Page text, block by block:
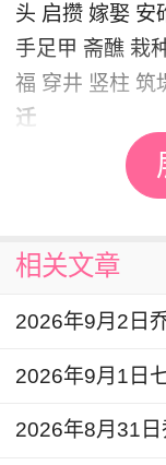
头 启攒 嫁娶 安
手足甲 斋醮 栽
福 穿井 竖柱 筑
迁
老黄历显示：
搬家入宅的注意
1、入宅前彻底
2、确定床的位
3、根据气流学
相关文章